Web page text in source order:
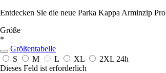
Entdecken Sie die neue Parka Kappa Arminzip
Größe
*
Größentabelle
S
M L XL 2XL 24h
Dieses Feld ist erforderlich